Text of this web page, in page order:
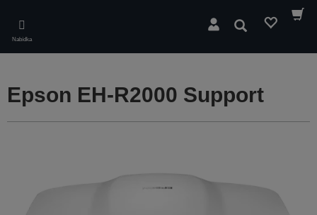
main
content
Nabídka
Hledat
Epson EH-R2000 Support